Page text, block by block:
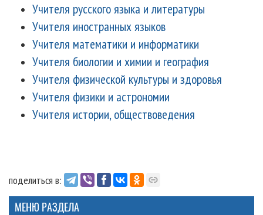
Учителя русского языка и литературы
Учителя иностранных языков
Учителя математики и информатики
Учителя биологии и химии и география
Учителя физической культуры и здоровья
Учителя физики и астрономии
Учителя истории, обществоведения
поделиться в:
МЕНЮ РАЗДЕЛА